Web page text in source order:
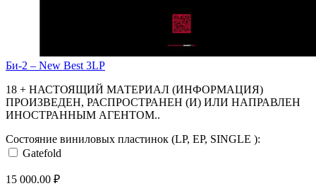
Би-2 ‎– New Best 3LP
18 + НАСТОЯЩИЙ МАТЕРИАЛ (ИНФОРМАЦИЯ)
ПРОИЗВЕДЕН, РАСПРОСТРАНЕН (И) ИЛИ НАПРАВЛЕН
ИНОСТРАННЫМ АГЕНТОМ..
Состояние виниловых пластинок (LP, EP, SINGLE ):
Gatefold
15 000.00 ₽